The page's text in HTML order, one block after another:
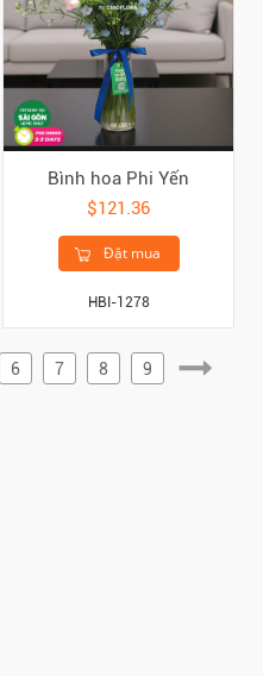
Bình hoa Phi Yến
$121.36
Đặt mua
HBI-1278
6 7 8 9